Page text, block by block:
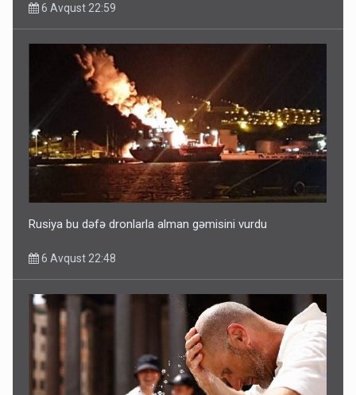
Ərdoğana sui-qəsd planının iştirakçısı detalları açıqladı
6 Avqust 22:59
Rusiya bu dəfə dronlarla alman gəmisini vurdu
6 Avqust 22:48